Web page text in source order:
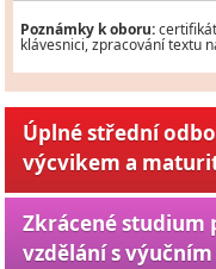
Poznámky k oboru:
klávesnici, zpracování textu
Úplné střední
výcvikem a
Zkrácené studium
vzdělání s